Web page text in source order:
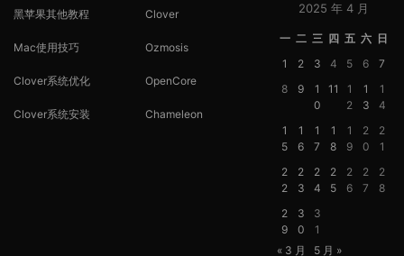
黑苹果其他教程
Mac使用技巧
Clover系统优化
Clover系统安装
Clover
Ozmosis
OpenCore
Chameleon
2025 年 4 月
一 二 三 四 五 六 日
1
2 3 4 5 6
7
8
9
1
0
11
1
2
1
3
1
4
1
5
1
6
1
7
1
8
1
9
2
0
2
1
2
2
2
3
2
4
2
5
2
6
2
7
2
8
2
9
3
0
3
1
« 3 月
5 月 »